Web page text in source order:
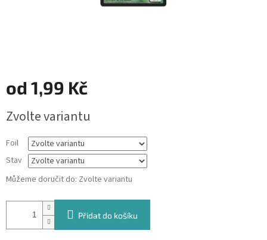
od 1,99 Kč
cena:
Zvolte variantu
Foil
Stav
Můžeme doručit do: Zvolte variantu
Přidat do košíku